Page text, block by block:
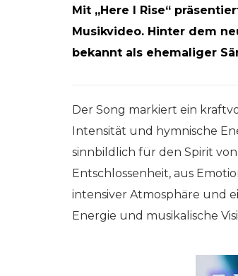
Mit „Here I Rise“
Musikvideo. Hinter dem
bekannt als ehemaliger
Der Song markiert ein
Intensität und hymnische
sinnbildlich für den Spirit von
Entschlossenheit, aus
intensiver Atmosphäre und
Energie und musikalische